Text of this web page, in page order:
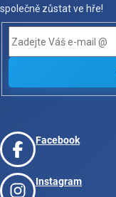
společně zůstat ve hře!
Facebook
Instagram